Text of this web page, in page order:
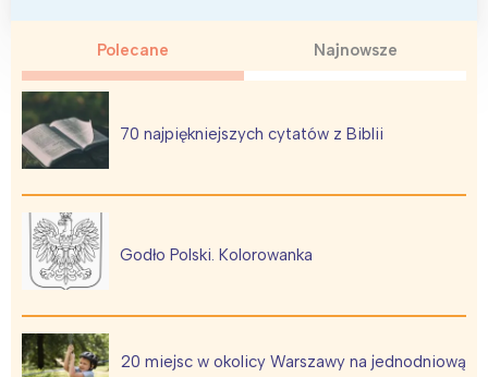
Polecane Najnowsze
70 najpiękniejszych cytatów z Biblii
Godło Polski. Kolorowanka
20 miejsc w okolicy Warszawy na jednodniową